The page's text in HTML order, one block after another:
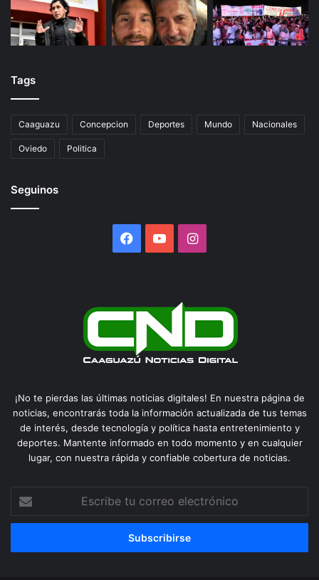
Tags
Caaguazu Concepcion Deportes Mundo Nacionales
Oviedo Politica
Seguinos
FacebookYouTubeInstagram
¡No te pierdas las últimas noticias digitales! En nuestra página de
noticias, encontrarás toda la información actualizada de tus temas
de interés, desde tecnología y política hasta entretenimiento y
deportes. Mantente informado en todo momento y en cualquier
lugar, con nuestra rápida y confiable cobertura de noticias.
tu
correo